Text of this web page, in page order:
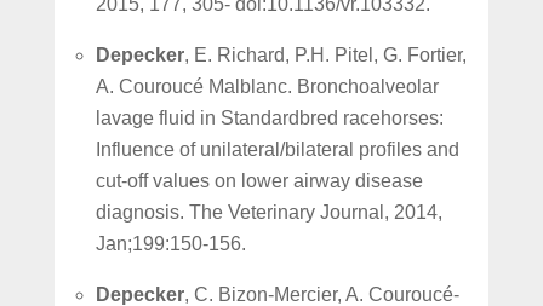
2015, 177, 305- doi:10.1136/vr.103332.
Depecker, E. Richard, P.H. Pitel, G. Fortier,
A. Couroucé Malblanc. Bronchoalveolar
lavage fluid in Standardbred racehorses:
Influence of unilateral/bilateral profiles and
cut-off values on lower airway disease
diagnosis. The Veterinary Journal, 2014,
Jan;199:150-156.
Depecker, C. Bizon-Mercier, A. Couroucé-